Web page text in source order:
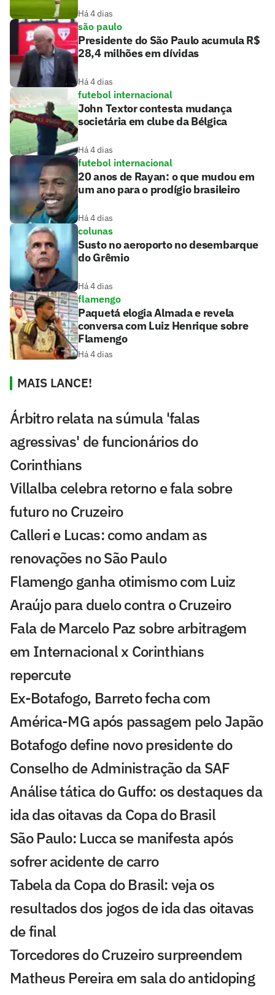
Há 4 dias
são paulo
Presidente do São Paulo acumula R$
28,4 milhões em dívidas
Há 4 dias
futebol internacional
John Textor contesta mudança
societária em clube da Bélgica
Há 4 dias
futebol internacional
20 anos de Rayan: o que mudou em
um ano para o prodígio brasileiro
Há 4 dias
colunas
Susto no aeroporto no desembarque
do Grêmio
Há 4 dias
flamengo
Paquetá elogia Almada e revela
conversa com Luiz Henrique sobre
Flamengo
Há 4 dias
MAIS LANCE!
Árbitro relata na súmula 'falas
agressivas' de funcionários do
Corinthians
Villalba celebra retorno e fala sobre
futuro no Cruzeiro
Calleri e Lucas: como andam as
renovações no São Paulo
Flamengo ganha otimismo com Luiz
Araújo para duelo contra o Cruzeiro
Fala de Marcelo Paz sobre arbitragem
em Internacional x Corinthians
repercute
Ex-Botafogo, Barreto fecha com
América-MG após passagem pelo Japão
Botafogo define novo presidente do
Conselho de Administração da SAF
Análise tática do Guffo: os destaques da
ida das oitavas da Copa do Brasil
São Paulo: Lucca se manifesta após
sofrer acidente de carro
Tabela da Copa do Brasil: veja os
resultados dos jogos de ida das oitavas
de final
Torcedores do Cruzeiro surpreendem
Matheus Pereira em sala do antidoping